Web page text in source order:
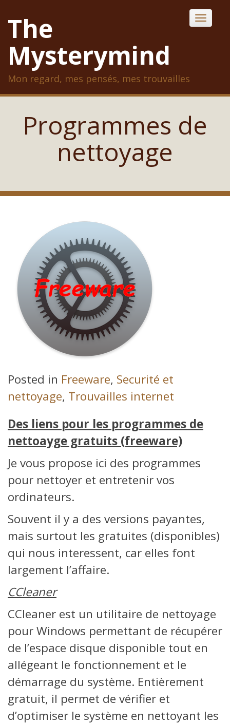
to
content
The
Mysterymind
Mon regard, mes pensés, mes trouvailles
Programmes de
nettoyage
Posted in Freeware, Securité et
nettoyage, Trouvailles internet
Des liens pour les programmes de
nettoayge gratuits (freeware)
Je vous propose ici des programmes
pour nettoyer et entretenir vos
ordinateurs.
Souvent il y a des versions payantes,
mais surtout les gratuites (disponibles)
qui nous interessent, car elles font
largement l’affaire.
CCleaner
CCleaner est un utilitaire de nettoyage
pour Windows permettant de récupérer
de l’espace disque disponible tout en
allégeant le fonctionnement et le
démarrage du système. Entièrement
gratuit, il permet de vérifier et
d’optimiser le système en nettoyant les